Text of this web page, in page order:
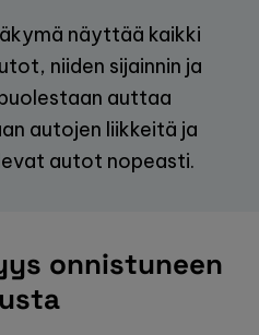
näyttää kaikki
niiden sijainnin ja
auttaa
autojen liikkeitä ja
autot nopeasti.
onnistuneen